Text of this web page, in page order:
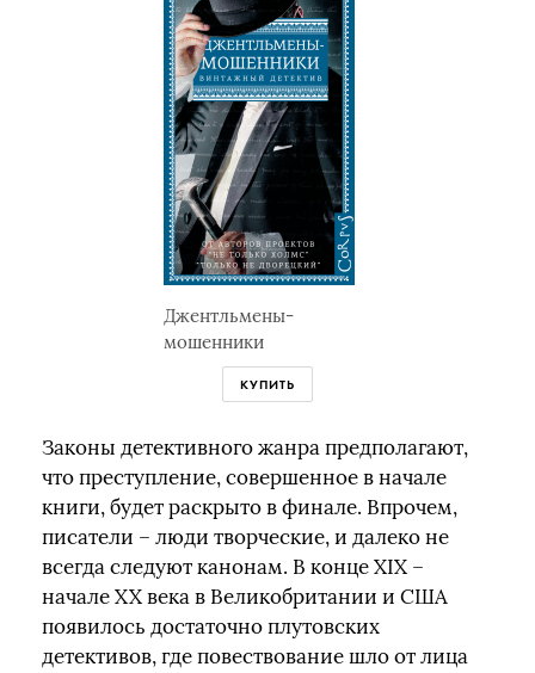
Джентльмены-
мошенники
КУПИТЬ
Законы детективного жанра предполагают,
что преступление, совершенное в начале
книги, будет раскрыто в финале. Впрочем,
писатели – люди творческие, и далеко не
всегда следуют канонам. В конце XIX –
начале XX века в Великобритании и США
появилось достаточно плутовских
детективов, где повествование шло от лица